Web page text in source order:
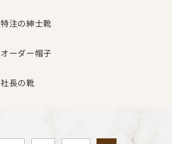
特注の紳士靴
オーダー帽子
社長の靴